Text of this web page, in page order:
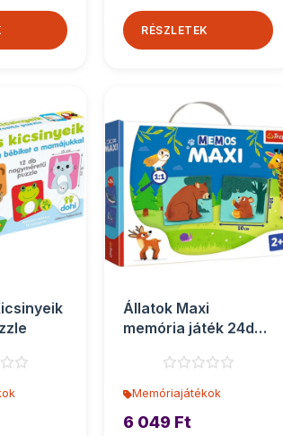
RÉSZLETEK
Állatok Maxi
memória játék 24db-
Memóriajátékok
6 049 Ft